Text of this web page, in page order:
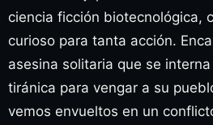
ciencia ficción biotecnológica,
curioso para tanta acción.
asesina solitaria que se
tiránica para vengar a su
vemos envueltos en un